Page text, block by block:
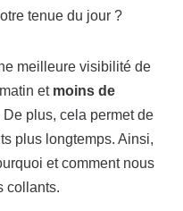
tenue du jour ?
meilleure visibilité de
et moins de
plus, cela permet de
plus longtemps. Ainsi,
et comment nous
collants.